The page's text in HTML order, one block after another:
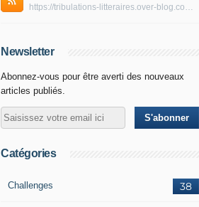
https://tribulations-litteraires.over-blog.com/rss
Newsletter
Abonnez-vous pour être averti des nouveaux
articles publiés.
Catégories
38
Challenges